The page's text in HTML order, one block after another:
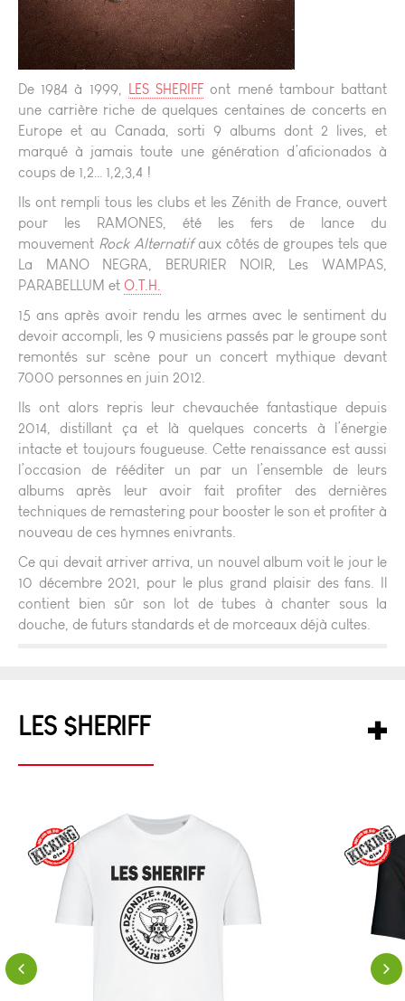
De 1984 à 1999, LES SHERIFF ont mené tambour battant
une carrière riche de quelques centaines de concerts en
Europe et au Canada, sorti 9 albums dont 2 lives, et
marqué à jamais toute une génération d’aficionados à
coups de 1,2… 1,2,3,4 !
Ils ont rempli tous les clubs et les Zénith de France, ouvert
pour les RAMONES, été les fers de lance du
mouvement Rock Alternatifaux côtés de groupes tels que
La MANO NEGRA, BERURIER NOIR, Les WAMPAS,
PARABELLUM et O.T.H.
15 ans après avoir rendu les armes avec le sentiment du
devoir accompli, les 9 musiciens passés par le groupe sont
remontés sur scène pour un concert mythique devant
7000 personnes en juin 2012.
Ils ont alors repris leur chevauchée fantastique depuis
2014, distillant ça et là quelques concerts à l’énergie
intacte et toujours fougueuse. Cette renaissance est aussi
l’occasion de rééditer un par un l’ensemble de leurs
albums après leur avoir fait profiter des dernières
techniques de remastering pour booster le son et profiter à
nouveau de ces hymnes enivrants.
Ce qui devait arriver arriva, un nouvel album voit le jour le
10 décembre 2021, pour le plus grand plaisir des fans. Il
contient bien sûr son lot de tubes à chanter sous la
douche, de futurs standards et de morceaux déjà cultes.
LES $HERIFF